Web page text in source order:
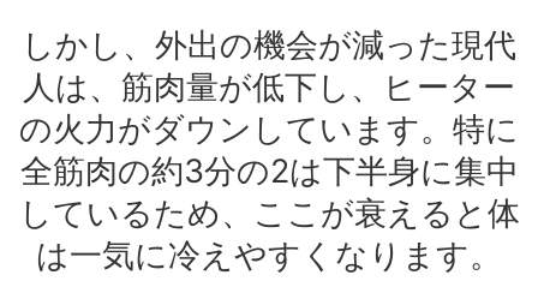
しかし、外出の機会が減った現代
人は、筋肉量が低下し、ヒーター
の火力がダウンしています。特に
全筋肉の約3分の2は下半身に集中
しているため、ここが衰えると体
は一気に冷えやすくなります。